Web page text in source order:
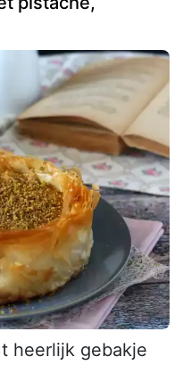
heerlijk gebakje